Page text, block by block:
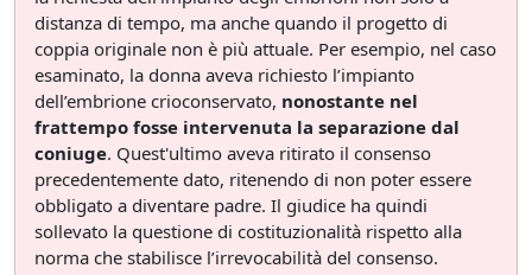
distanza di tempo, ma anche quando il progetto di
coppia originale non è più attuale. Per esempio, nel caso
esaminato, la donna aveva richiesto l’impianto
dell’embrione crioconservato, nonostante nel
frattempo fosse intervenuta la separazione dal
coniuge. Quest'ultimo aveva ritirato il consenso
precedentemente dato, ritenendo di non poter essere
obbligato a diventare padre. Il giudice ha quindi
sollevato la questione di costituzionalità rispetto alla
norma che stabilisce l’irrevocabilità del consenso.